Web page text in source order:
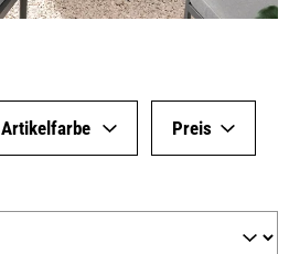
Artikelfarbe Preis